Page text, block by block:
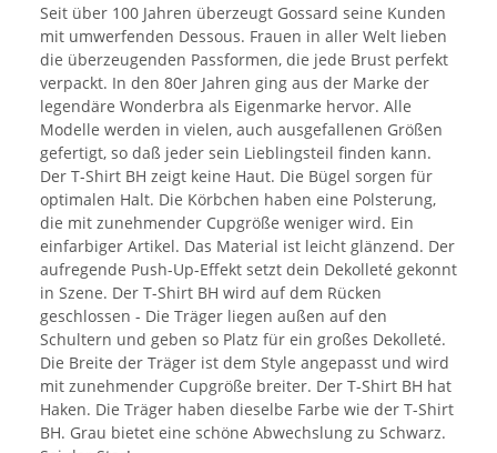
Seit über 100 Jahren überzeugt Gossard seine Kunden
mit umwerfenden Dessous. Frauen in aller Welt lieben
die überzeugenden Passformen, die jede Brust perfekt
verpackt. In den 80er Jahren ging aus der Marke der
legendäre Wonderbra als Eigenmarke hervor. Alle
Modelle werden in vielen, auch ausgefallenen Größen
gefertigt, so daß jeder sein Lieblingsteil finden kann.
Der T-Shirt BH zeigt keine Haut. Die Bügel sorgen für
optimalen Halt. Die Körbchen haben eine Polsterung,
die mit zunehmender Cupgröße weniger wird. Ein
einfarbiger Artikel. Das Material ist leicht glänzend. Der
aufregende Push-Up-Effekt setzt dein Dekolleté gekonnt
in Szene. Der T-Shirt BH wird auf dem Rücken
geschlossen - Die Träger liegen außen auf den
Schultern und geben so Platz für ein großes Dekolleté.
Die Breite der Träger ist dem Style angepasst und wird
mit zunehmender Cupgröße breiter. Der T-Shirt BH hat
Haken. Die Träger haben dieselbe Farbe wie der T-Shirt
BH. Grau bietet eine schöne Abwechslung zu Schwarz.